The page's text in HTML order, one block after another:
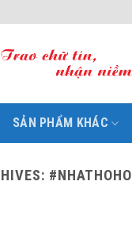
SẢN PHẨM KHÁC
#NHATHOHO